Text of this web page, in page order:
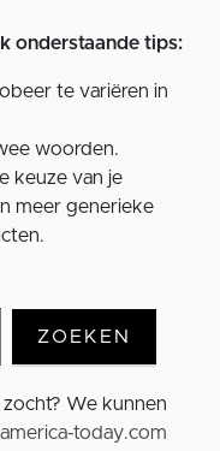
onderstaande tips:
te variëren in
woorden.
keuze van je
meer generieke
ZOEKEN
We kunnen
today.com